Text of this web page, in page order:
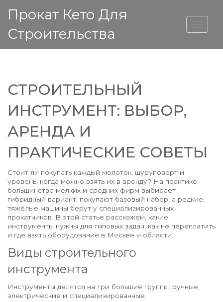
Прокат Кето Для
Строительства
ВЫСОТА ДОМА
СТРОИТЕЛЬНЫЙ
ИНСТРУМЕНТ: ВЫБОР,
АРЕНДА И
ПРАКТИЧЕСКИЕ СОВЕТЫ
Стоит ли покупать каждый молоток, шуруповерт и
уровень, когда можно взять их в аренду? На практике
большинство мелких и средних фирм выбирает
гибридный вариант: покупают базовый набор, а редкие,
тяжёлые машины берут у специализированных
прокатчиков. В этой статье расскажем, какие
инструменты нужны для типовых задач, как не переплатить
и где взять оборудование в Москве и области.
Виды строительного
инструмента
Инструменты делятся на три большие группы: ручные,
электрические и специализированные.